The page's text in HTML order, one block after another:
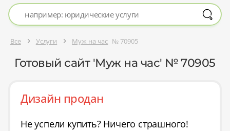
Все Услуги Муж на час № 70905
Готовый сайт 'Муж на час' № 70905
Дизайн продан
Не успели купить? Ничего страшного!